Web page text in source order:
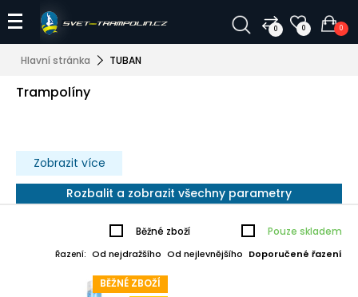
0 0 0
Hlavní stránka TUBAN
Trampolíny
Zobrazit více
Rozbalit a zobrazit všechny parametry
Běžné zboží Pouze skladem
Řazení: Od nejdražšího Od nejlevnějšího Doporučené řazení
BĚŽNÉ ZBOŽÍ